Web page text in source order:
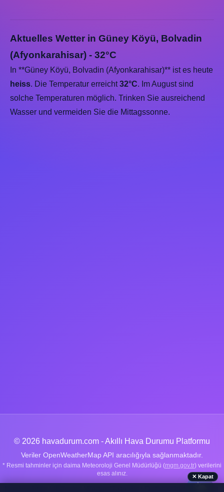
Aktuelles Wetter in Güney Köyü, Bolvadin
(Afyonkarahisar) - 32°C
In **Güney Köyü, Bolvadin (Afyonkarahisar)** ist es heute
heiss. Die Temperatur erreicht32°C. Im August sind
solche Temperaturen möglich. Trinken Sie ausreichend
Wasser und vermeiden Sie die Mittagssonne.
© 2026 havadurum.com - Akıllı Hava Durumu Platformu
Veriler OpenWeatherMap API aracılığıyla sağlanmaktadır.
* Resmi tahminler için daima Meteoroloji Genel Müdürlüğü (mgm.gov.tr) verilerini
esas alınız.
🌤️
✕ Kapat